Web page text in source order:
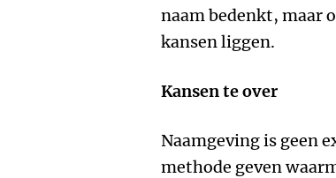
naam bedenkt, maar
kansen liggen.
Kansen te over
Naamgeving is geen
methode geven